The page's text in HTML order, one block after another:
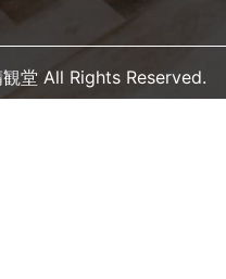
堂 All Rights Reserved.